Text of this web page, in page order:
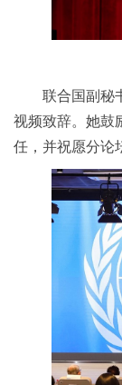
联合国副秘
视频致辞。她鼓
任，并祝愿分论